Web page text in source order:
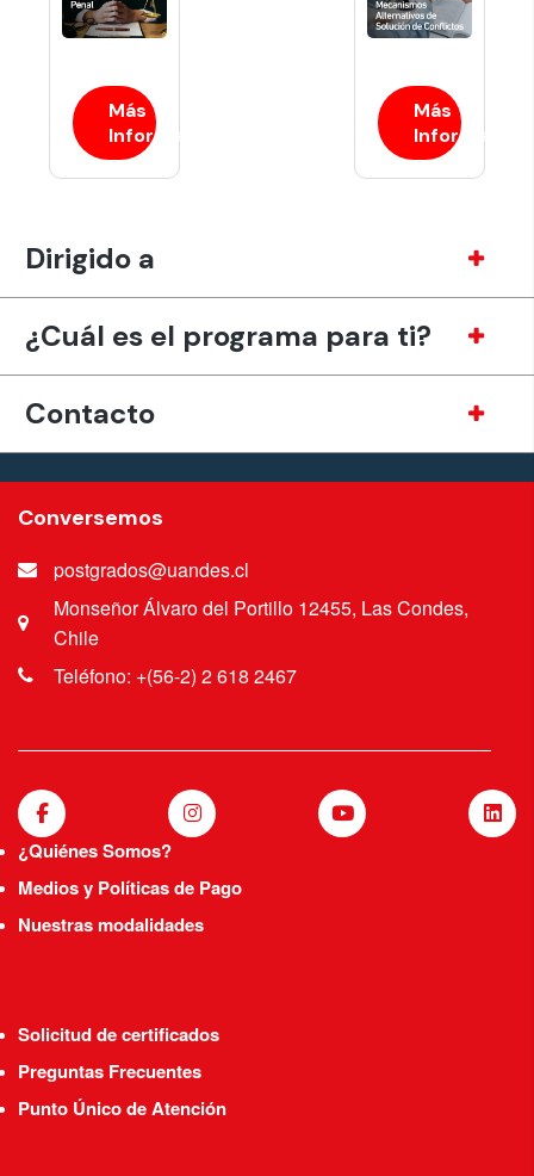
Más
Información
Más
Información
Dirigido a
¿Cuál es el programa para ti?
Contacto
Conversemos
postgrados@uandes.cl
Monseñor Álvaro del Portillo 12455, Las Condes,
Chile
Teléfono: +(56-2) 2 618 2467
¿Quiénes Somos?
Medios y Políticas de Pago
Nuestras modalidades
Solicitud de certificados
Preguntas Frecuentes
Punto Único de Atención